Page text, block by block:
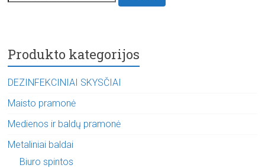
Produkto kategorijos
DEZINFEKCINIAI SKYSČIAI
Maisto pramonė
Medienos ir baldų pramonė
Metaliniai baldai
Biuro spintos